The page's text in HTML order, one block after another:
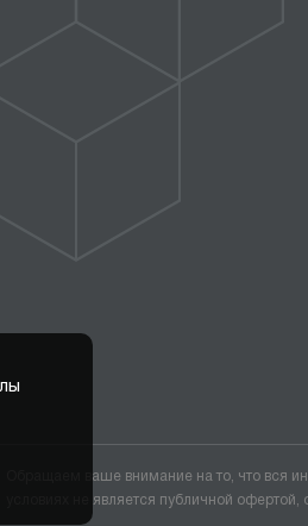
Обращаем ваше внимание на то, что вся
условиях не является публичной